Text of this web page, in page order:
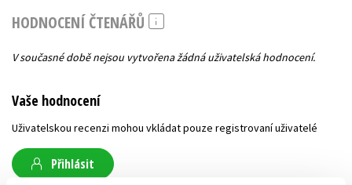
HODNOCENÍ ČTENÁŘŮ
V současné době nejsou vytvořena žádná uživatelská hodnocení.
Vaše hodnocení
Uživatelskou recenzi mohou vkládat pouze registrovaní uživatelé
Přihlásit